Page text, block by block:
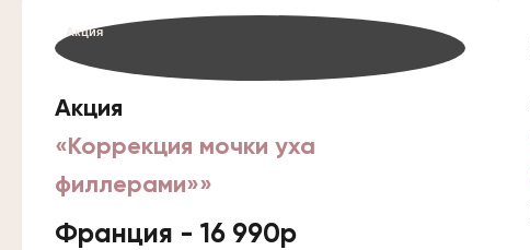
Акция
Акция
«Коррекция мочки уха
филлерами»»
Франция - 16 990р